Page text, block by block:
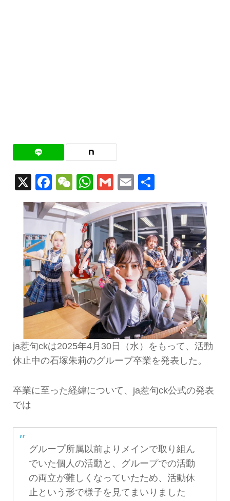
X Facebook
WeChat
WhatsApp
GmailEmail
有
ja惹句ckは2025年4月30日（水）をもって、活動
休止中の石塚朱莉のグループ卒業を発表した。
卒業に至った経緯について、ja惹句ck公式の発表
では
グループ所属以前よりメインで取り組ん
でいた個人の活動と、グループでの活動
の両立が難しくなっていたため、活動休
止という形で様子を見てまいりました